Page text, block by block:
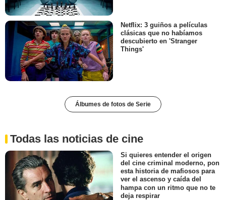
Netflix: 3 guiños a películas
clásicas que no habíamos
descubierto en 'Stranger
Things'
Álbumes de fotos de Serie
Todas las noticias de cine
Si quieres entender el origen
del cine criminal moderno, pon
esta historia de mafiosos para
ver el ascenso y caída del
hampa con un ritmo que no te
deja respirar